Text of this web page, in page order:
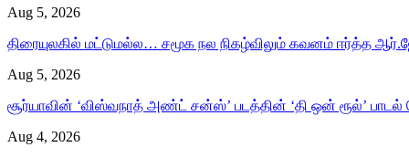
Aug 5, 2026
திரையுலகில் மட்டுமல்ல… சமூக நல நிகழ்விலும் கவனம் ஈர்த்த
Aug 5, 2026
சூர்யாவின் ‘விஸ்வநாத் அண்ட் சன்ஸ்’ படத்தின் ‘தி ஒன் ரூல்’ பாடல்
Aug 4, 2026